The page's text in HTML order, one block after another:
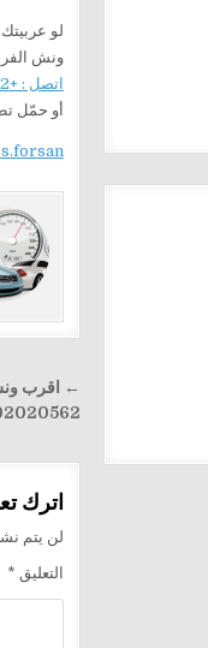
لو
ونش
اتصل : +201282505052
أو حمّل
تصفّح
01158410030
اترك
لن يتم
التعليق *